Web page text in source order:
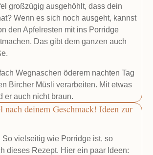
großzügig ausgehöhlt, dass dein
Wenn es sich noch ausgeht, kannst
den Apfelresten mit ins Porridge
Das gibt dem ganzen auch
Wegnaschen öderem nachten Tag
Bircher Müsli verarbeiten. Mit etwas
er auch nicht braun.
nach deinem Geschmack! Ideen zur
So vielseitig wie Porridge ist, so
dieses Rezept. Hier ein paar Ideen: